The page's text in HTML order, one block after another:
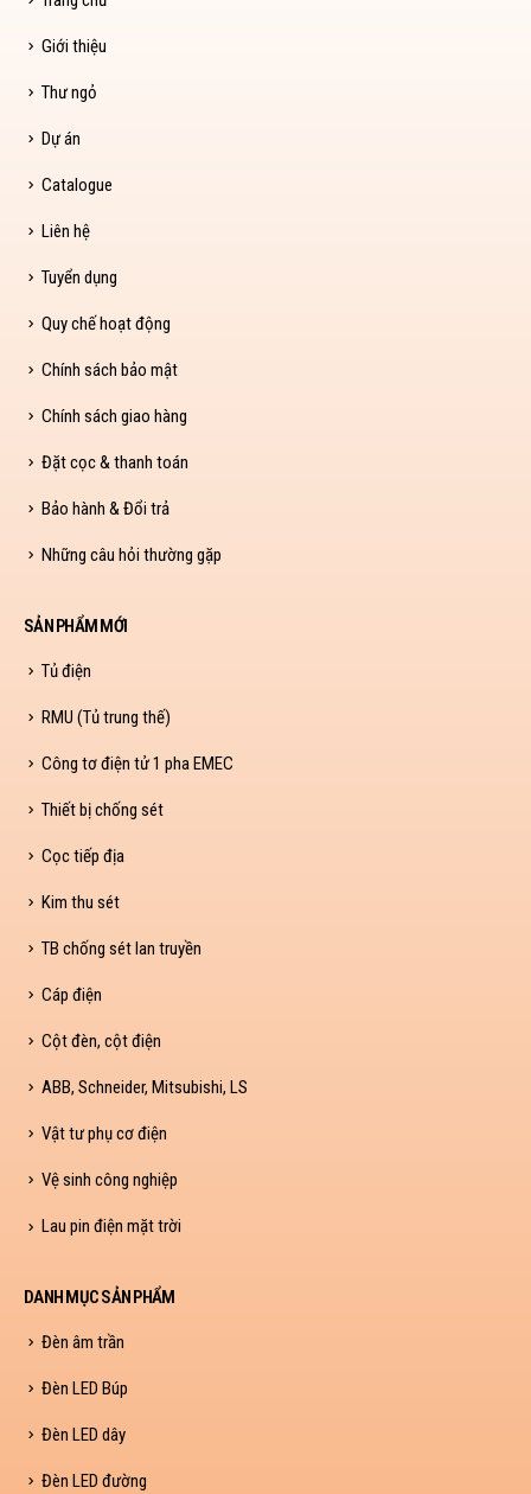
Giới thiệu
Thư ngỏ
Dự án
Catalogue
Liên hệ
Tuyển dụng
Quy chế hoạt động
Chính sách bảo mật
Chính sách giao hàng
Đặt cọc & thanh toán
Bảo hành & Đổi trả
Những câu hỏi thường gặp
SẢN PHẨM MỚI
Tủ điện
RMU (Tủ trung thế)
Công tơ điện tử 1 pha EMEC
Thiết bị chống sét
Cọc tiếp địa
Kim thu sét
TB chống sét lan truyền
Cáp điện
Cột đèn, cột điện
ABB, Schneider, Mitsubishi, LS
Vật tư phụ cơ điện
Vệ sinh công nghiệp
Lau pin điện mặt trời
DANH MỤC SẢN PHẨM
Đèn âm trần
Đèn LED Búp
Đèn LED dây
Đèn LED đường